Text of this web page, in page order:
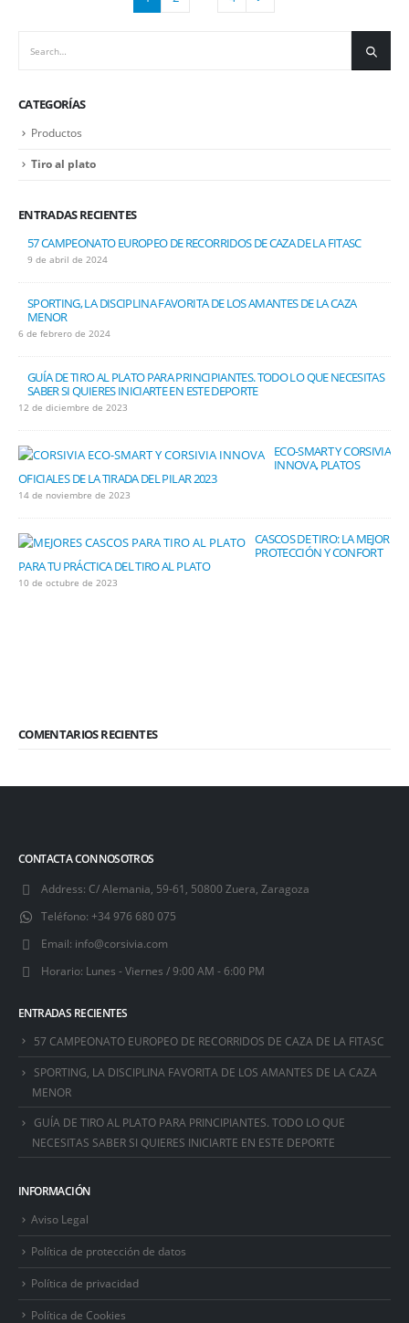
CATEGORÍAS
Productos
Tiro al plato
ENTRADAS RECIENTES
57 CAMPEONATO EUROPEO DE RECORRIDOS DE CAZA DE LA FITASC
9 de abril de 2024
SPORTING, LA DISCIPLINA FAVORITA DE LOS AMANTES DE LA CAZA
MENOR
6 de febrero de 2024
GUÍA DE TIRO AL PLATO PARA PRINCIPIANTES. TODO LO QUE NECESITAS
SABER SI QUIERES INICIARTE EN ESTE DEPORTE
12 de diciembre de 2023
ECO-SMART Y CORSIVIA
INNOVA, PLATOS
OFICIALES DE LA TIRADA DEL PILAR 2023
14 de noviembre de 2023
CASCOS DE TIRO: LA MEJOR
PROTECCIÓN Y CONFORT
PARA TU PRÁCTICA DEL TIRO AL PLATO
10 de octubre de 2023
COMENTARIOS RECIENTES
CONTACTA CON NOSOTROS
Address: C/ Alemania, 59-61, 50800 Zuera, Zaragoza
Teléfono: +34 976 680 075
Email: info@corsivia.com
Horario: Lunes - Viernes / 9:00 AM - 6:00 PM
ENTRADAS RECIENTES
57 CAMPEONATO EUROPEO DE RECORRIDOS DE CAZA DE LA FITASC
SPORTING, LA DISCIPLINA FAVORITA DE LOS AMANTES DE LA CAZA
MENOR
GUÍA DE TIRO AL PLATO PARA PRINCIPIANTES. TODO LO QUE
NECESITAS SABER SI QUIERES INICIARTE EN ESTE DEPORTE
INFORMACIÓN
Aviso Legal
Política de protección de datos
Política de privacidad
Política de Cookies